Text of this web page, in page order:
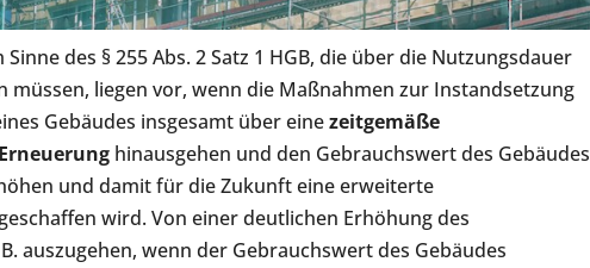
des § 255 Abs. 2 Satz 1 HGB, die über die Nutzungsdauer
müssen, liegen vor, wenn die Maßnahmen zur Instandsetzung
Gebäudes insgesamt über einezeitgemäße
hinausgehen und den Gebrauchswert des Gebäudes
und damit für die Zukunft eine erweiterte
wird. Von einer deutlichen Erhöhung des
auszugehen, wenn der Gebrauchswert des Gebäudes